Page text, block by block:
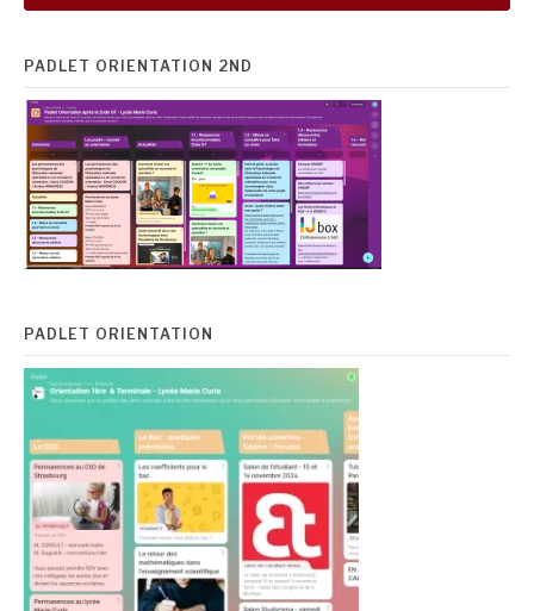
PADLET ORIENTATION 2ND
PADLET ORIENTATION